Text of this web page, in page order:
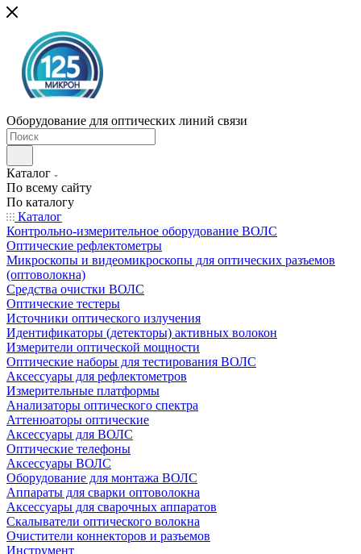
Оборудование для оптических линий связи
Каталог
По всему сайту
По каталогу
Каталог
Контрольно-измерительное оборудование ВОЛС
Оптические рефлектометры
Микроскопы и видеомикроскопы для оптических разъемов
(оптоволокна)
Средства очистки ВОЛС
Оптические тестеры
Источники оптического излучения
Идентификаторы (детекторы) активных волокон
Измерители оптической мощности
Оптические наборы для тестирования ВОЛС
Аксессуары для рефлектометров
Измерительные платформы
Анализаторы оптического спектра
Аттенюаторы оптические
Аксессуары для ВОЛС
Оптические телефоны
Аксессуары ВОЛС
Оборудование для монтажа ВОЛС
Аппараты для сварки оптоволокна
Аксессуары для сварочных аппаратов
Скалыватели оптического волокна
Очистители коннекторов и разъемов
Инструмент